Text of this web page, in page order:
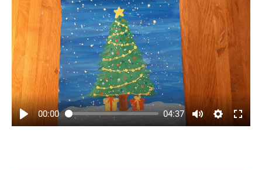
00:00 04:37